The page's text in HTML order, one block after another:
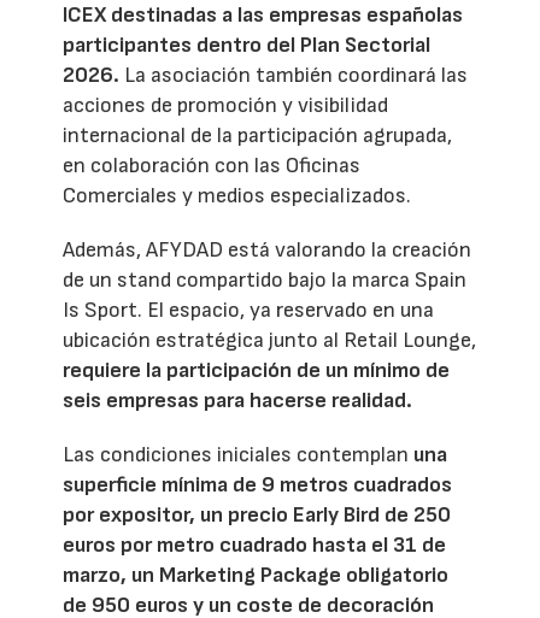
ICEX destinadas a las empresas españolas
participantes dentro del Plan Sectorial
2026. La asociación también coordinará las
acciones de promoción y visibilidad
internacional de la participación agrupada,
en colaboración con las Oficinas
Comerciales y medios especializados.
Además, AFYDAD está valorando la creación
de un stand compartido bajo la marca Spain
Is Sport. El espacio, ya reservado en una
ubicación estratégica junto al Retail Lounge,
requiere la participación de un mínimo de
seis empresas para hacerse realidad.
Las condiciones iniciales contemplan una
superficie mínima de 9 metros cuadrados
por expositor, un precio Early Bird de 250
euros por metro cuadrado hasta el 31 de
marzo, un Marketing Package obligatorio
de 950 euros y un coste de decoración